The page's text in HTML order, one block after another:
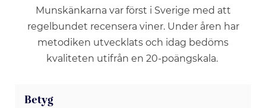
Munskänkarna var först i Sverige med att
regelbundet recensera viner. Under åren har
metodiken utvecklats och idag bedöms
kvaliteten utifrån en 20-poängskala.
Betyg